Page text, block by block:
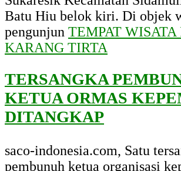
Batu Hiu belok kiri. Di objek
pengunjun TEMPAT WISATA
KARANG TIRTA
TERSANGKA
KETUA ORMAS
DITANGKAP
saco-indonesia.com, Satu
pembunuh ketua organisasi